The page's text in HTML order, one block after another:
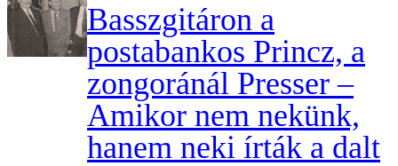
Basszgitáron a
postabankos Princz, a
zongoránál Presser –
Amikor nem nekünk,
hanem neki írták a dalt